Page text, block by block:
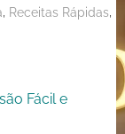
, Receitas Rápidas,
Fácil e